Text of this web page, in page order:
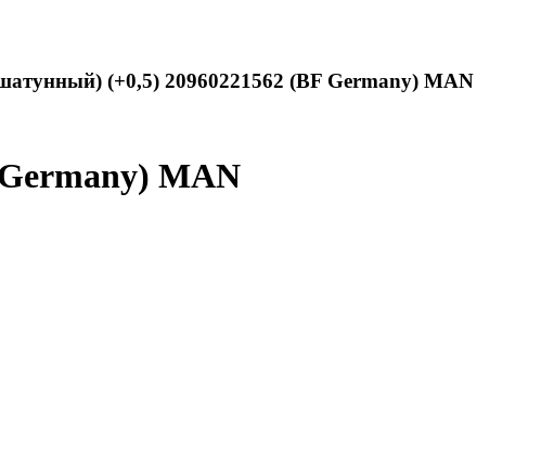
(+0,5) 20960221562 (BF Germany) MAN
MAN